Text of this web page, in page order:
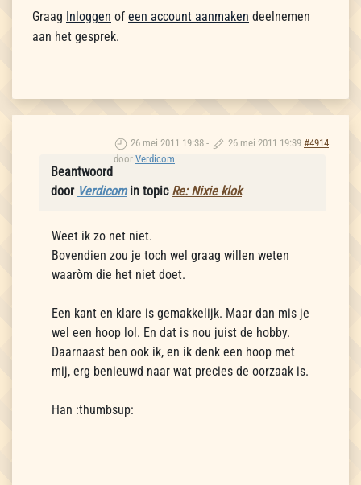
Graag Inloggen of een account aanmaken deelnemen
aan het gesprek.
26 mei 2011 19:38 - 26 mei 2011 19:39 #4914
door Verdicom
Beantwoord
door Verdicomin topic Re: Nixie klok
Weet ik zo net niet.
Bovendien zou je toch wel graag willen weten
waaròm die het niet doet.
Een kant en klare is gemakkelijk. Maar dan mis je
wel een hoop lol. En dat is nou juist de hobby.
Daarnaast ben ook ik, en ik denk een hoop met
mij, erg benieuwd naar wat precies de oorzaak is.
Han :thumbsup: